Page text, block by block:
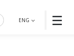
☰
ENG